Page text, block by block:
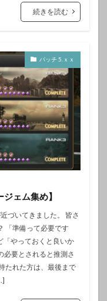
続きを読む
パッチ 5.ｘｘ
ェム集め】
づいてきました。 皆さ
「準備って必要です
「やっておくと良いか
必要とされると推測さ
たれた方は、最後まで